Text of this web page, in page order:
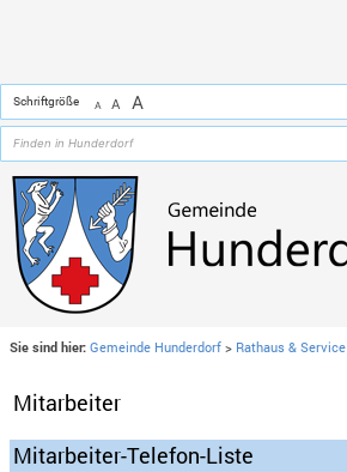
Schriftgröße A A A
Sie sind hier: Gemeinde Hunderdorf > Rathaus & Service
Mitarbeiter
Mitarbeiter-Telefon-Liste